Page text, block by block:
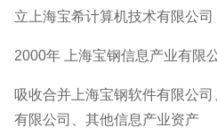
立上海宝希计算机技术有限公司
2000年 上海宝钢信息产业有限
吸收合并上海宝钢软件有限公
有限公司、其他信息产业资产